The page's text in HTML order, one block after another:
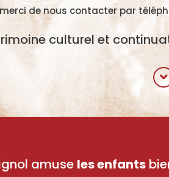
de nous contacter par
culturel et
amuse les enfants